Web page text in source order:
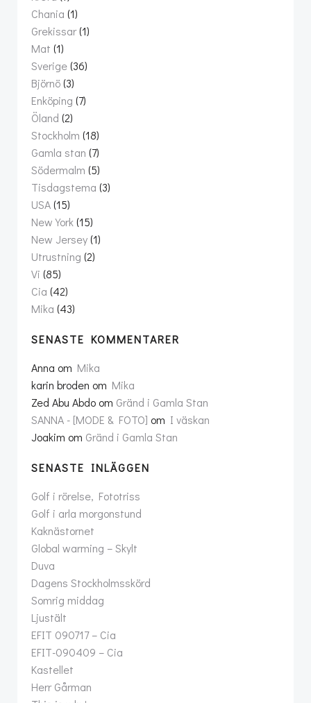
Chania (1)
Grekissar(1)
Mat (1)
Sverige(36)
Björnö(3)
Enköping (7)
Öland (2)
Stockholm (18)
Gamla stan (7)
Södermalm (5)
Tisdagstema (3)
USA(15)
New York(15)
New Jersey(1)
Utrustning (2)
Vi (85)
Cia (42)
Mika (43)
SENASTE KOMMENTARER
Anna om Mika
karin broden om Mika
Zed Abu Abdo om Gränd i Gamla Stan
SANNA - [MODE & FOTO] om I väskan
Joakim om Gränd i Gamla Stan
SENASTE INLÄGGEN
Golf i rörelse, Fototriss
Golf i arla morgonstund
Kaknästornet
Global warming – Skylt
Duva
Dagens Stockholmsskörd
Somrig middag
Ljustält
EFIT 090717 – Cia
EFIT-090409 – Cia
Kastellet
Herr Gårman